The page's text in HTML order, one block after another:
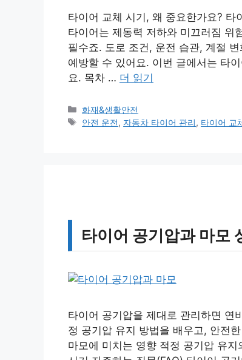
타이어 교체 시기, 왜 중요한가요? 타
타이어는 제동력 저하와 미끄러짐 위
필수죠. 도로 조건, 운전 습관, 계절
예방할 수 있어요. 이번 글에서는 타
요. 목차 … 더 읽기
카
테
화재&생활안전
태
안전 운전, 자동차 타이어 관리, 타이어 교
타이어 공기압과 마모
타이어 공기압을 제대로 관리하면 연
정 공기압 유지 방법을 배우고, 안전
마모에 미치는 영향 적정 공기압 유